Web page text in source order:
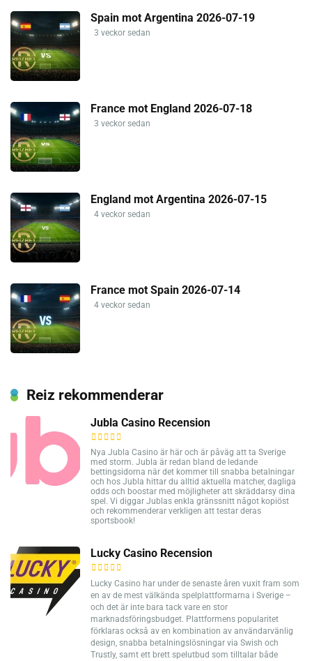
Spain mot Argentina 2026-07-19
3 veckor sedan
France mot England 2026-07-18
3 veckor sedan
England mot Argentina 2026-07-15
4 veckor sedan
France mot Spain 2026-07-14
4 veckor sedan
Reiz rekommenderar
Jubla Casino Recension
Nya Jubla Casino är här och är påväg att ta Sverige
med storm. Jubla är redan bland de ledande
bettingsidorna när det kommer till snabba betalningar
och hos Jubla hittar du alltid aktuella matcher, dagliga
odds och boostar med möjligheter att skräddarsy dina
spel. Vi diggar Jublas enkla gränssnitt något kopiöst
och rekommenderar verkligen att testar deras
sportsbook!
Lucky Casino Recension
Lucky Casino har under de senaste åren vuxit fram som
en av de mest välkända spelplattformarna i Sverige –
och det är inte bara tack vare en stor
marknadsföringsbudget. Plattformens popularitet
förklaras också av en kombination av användarvänlig
design, snabba betalningslösningar via Swish och
Trustly, samt ett brett spelutbud som tilltalar både